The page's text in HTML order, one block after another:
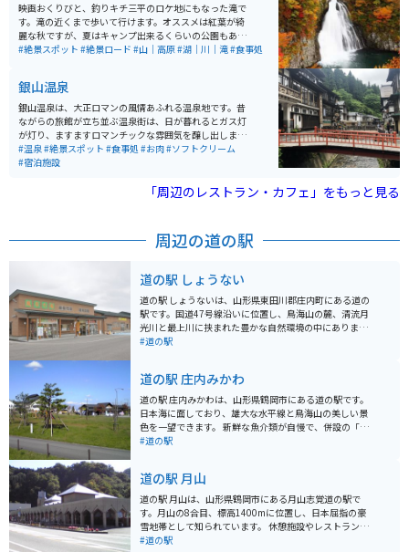
映画おくりびと、釣りキチ三平のロケ地にもなった滝で
す。滝の近くまで歩いて行けます。オススメは紅葉が綺
麗な秋ですが、夏はキャンプ出来るくらいの公園もある
ので楽しめます。アブや虫が多いので虫除けは必須で
す。
#絶景スポット #絶景ロード #山｜高原#湖｜川｜滝#食事処
銀山温泉
銀山温泉は、大正ロマンの風情あふれる温泉地です。昔
ながらの旅館が立ち並ぶ温泉街は、日が暮れるとガス灯
が灯り、ますますロマンチックな雰囲気を醸し出しま
す。銀山温泉は、慶長年間に栄えた延沢銀山から名付け
られました。温泉宿が温泉街の中心に通る銀山川の両岸
かしさと秘湯感を思わせる雰囲気が人気な観光スポット
す。季節によって様々な表情を見せることもあり、年間
を通して楽しめる観光スポットとして人気があります。
温泉以外にも、尾花沢牛やそばなどの地元のグルメも堪
#温泉#絶景スポット #食事処 #お肉#ソフトクリーム
#宿泊施設
「周辺のレストラン・カフェ」をもっと見る
周辺の道の駅
道の駅 しょうない
道の駅 しょうないは、山形県東田川郡庄内町にある道の
駅です。国道47号線沿いに位置し、鳥海山の麓、清流月
光川と最上川に挟まれた豊かな自然環境の中にありま
す。 農産物直売所では、地元で採れた新鮮な野菜や果
「稲庭うどん」などの麺類も人気です。レストランで
は、地元の食材を活かした料理を味わうことができ、鳥
海山を眺めながら食事を楽しむことができます。 バイク
で訪れる場合、道の駅 しょうないは、日本海沿岸を走る
国道7号線や、鳥海ブルーラインなど、景観の良いルー
完備されているほか、ガソリンスタンドも併設されてい
るので便利です。 周辺には、鳥海山や朝日連峰などの
山々、飛島や十六羅漢などの海岸など、自然豊かな観光
スポットが点在しています。道の駅 しょうないを拠点
に、庄内の自然を満喫するのもおすすめです。
#道の駅
道の駅 庄内みかわ
道の駅 庄内みかわは、山形県鶴岡市にある道の駅です。
日本海に面しており、雄大な水平線と鳥海山の美しい景
色を一望できます。 新鮮な魚介類が自慢で、併設の「と
れたて海鮮飯 どんがら食堂」では、地元で獲れた新鮮な
訪れる際は、日本海沿いの海岸線を走る爽快なツーリン
グが楽しめます。道の駅には広い駐車場があり、休憩場
所としても最適です。 周辺には、海水浴やキャンプが楽
しめる場所や、温泉施設もあります。道の駅 庄内みかわ
を拠点に、山形県庄内地方の観光を楽しんでみてはいか
#道の駅
道の駅 月山
道の駅 月山は、山形県鶴岡市にある月山志覚道の駅で
す。月山の8合目、標高1400mに位置し、日本屈指の豪
雪地帯として知られています。 休憩施設やレストラン、
お土産屋があり、雄大な月山連峰を望むことができま
#道の駅